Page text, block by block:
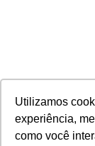
Utilizamos
experiência,
como você